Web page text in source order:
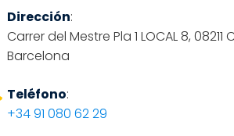
Dirección:
Carrer del Mestre Pla 1 LOCAL 8,
Barcelona
Teléfono:
+34 91 080 62 29